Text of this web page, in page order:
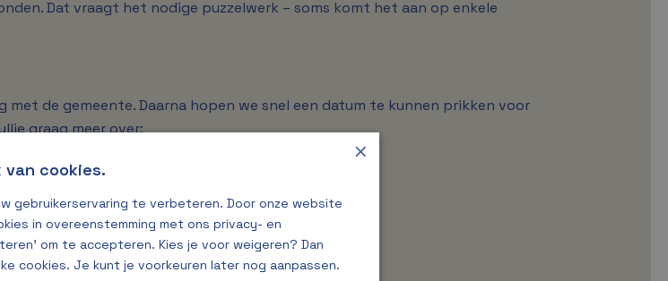
Dat vraagt het nodige puzzelwerk – soms komt het aan op enkele
de gemeente. Daarna hopen we snel een datum te kunnen prikken voor
graag meer over:
van de voortgang.
×
van cookies.
gebruikerservaring te verbeteren. Door onze website
in overeenstemming met ons privacy- en
om te accepteren. Kies je voor weigeren? Dan
cookies. Je kunt je voorkeuren later nog aanpassen.